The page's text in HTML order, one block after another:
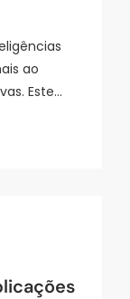
ao
Este…